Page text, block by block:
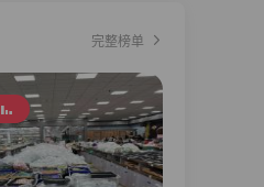
完整榜单